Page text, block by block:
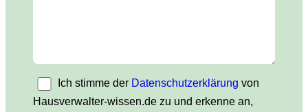
Ich stimme der Datenschutzerklärung von
Hausverwalter-wissen.de zu und erkenne an,